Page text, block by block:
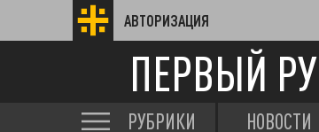
АВТОРИЗАЦИЯ
ПЕРВЫЙ
РУБРИКИ НОВОСТИ